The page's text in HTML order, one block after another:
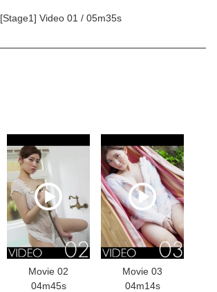
[Stage1] Video 01 / 05m35s
Movie 02
04m45s
Movie 03
04m14s